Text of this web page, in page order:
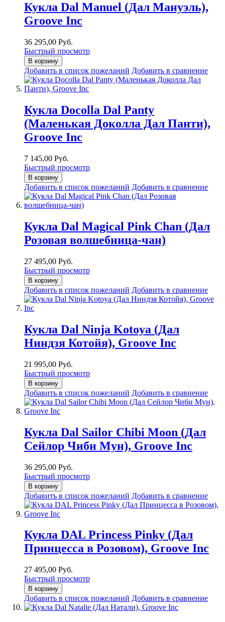
Кукла Dal Manuel (Дал Мануэль),
Groove Inc
36 295,00 Руб.
Быстрый просмотр
В корзину
Добавить в список пожеланий Добавить в сравнение
Кукла Docolla Dal Panty
(Маленькая Доколла Дал Панти),
Groove Inc
7 145,00 Руб.
Быстрый просмотр
В корзину
Добавить в список пожеланий Добавить в сравнение
Кукла Dal Magical Pink Chan (Дал
Розовая волшебница-чан)
27 495,00 Руб.
Быстрый просмотр
В корзину
Добавить в список пожеланий Добавить в сравнение
Кукла Dal Ninja Kotoya (Дал
Ниндзя Котойя), Groove Inc
21 995,00 Руб.
Быстрый просмотр
В корзину
Добавить в список пожеланий Добавить в сравнение
Кукла Dal Sailor Chibi Moon (Дал
Сейлор Чиби Мун), Groove Inc
36 295,00 Руб.
Быстрый просмотр
В корзину
Добавить в список пожеланий Добавить в сравнение
Кукла DAL Princess Pinky (Дал
Принцесса в Розовом), Groove Inc
27 495,00 Руб.
Быстрый просмотр
В корзину
Добавить в список пожеланий Добавить в сравнение